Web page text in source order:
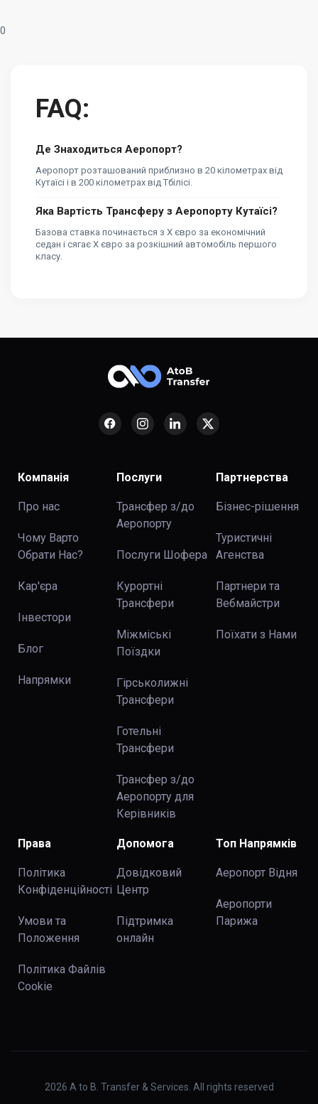
0
FAQ:
Де Знаходиться Аеропорт?
Аеропорт розташований приблизно в 20 кілометрах від
Кутаїсі і в 200 кілометрах від Тбілісі.
Яка Вартість Трансферу з Аеропорту Кутаїсі?
Базова ставка починається з X євро за економічний
седан і сягає X євро за розкішний автомобіль першого
класу.
Компанія
Про нас
Чому Варто
Обрати Нас?
Кар'єра
Інвестори
Блог
Напрямки
Послуги
Трансфер з/до
Аеропорту
Послуги Шофера
Курортні
Трансфери
Міжміські
Поїздки
Гірськолижні
Трансфери
Готельні
Трансфери
Трансфер з/до
Аеропорту для
Керівників
Партнерства
Бізнес-рішення
Туристичні
Агенства
Партнери та
Вебмайстри
Поїхати з Нами
Права
Політика
Конфіденційності
Умови та
Положення
Політика Файлів
Cookie
Допомога
Довідковий
Центр
Підтримка
онлайн
Топ Напрямків
Аеропорт Відня
Аеропорти
Парижа
2026 A to B. Transfer & Services. All rights reserved